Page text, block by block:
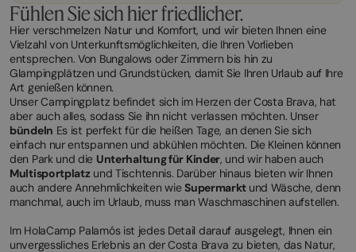
Fühlen Sie sich hier friedlicher.
Hier verschmelzen Natur und Komfort, und wir bieten Ihnen eine
Vielzahl von Unterkunftsmöglichkeiten, die Ihren Vorlieben
entsprechen. Von Bungalows oder Zimmern bis hin zu
Glampingplätzen und Grundstücken, damit Sie Ihren Urlaub auf Ihre
Art genießen können.
Unser Campingplatz befindet sich im Herzen der Costa Brava, hat
aber auch alles, sodass Sie ihn nicht verlassen möchten. Unser
bündeln Es ist perfekt für die heißen Tage, an denen Sie sich
einfach nur entspannen und abkühlen möchten. Die Kleinen können
den Park und die Unterhaltung für Kinder, und wir haben auch
Multisportplatzund Tischtennis. Darüber hinaus bieten wir Ihnen
auch andere Annehmlichkeiten wieSupermarkt und Wäsche, denn
manchmal, auch im Urlaub, muss man Waschmaschinen aufstellen.
Im HolaCamp Palamós ist jedes Detail darauf ausgelegt, Ihnen ein
unvergessliches Erlebnis an der Costa Brava zu bieten, das Natur,